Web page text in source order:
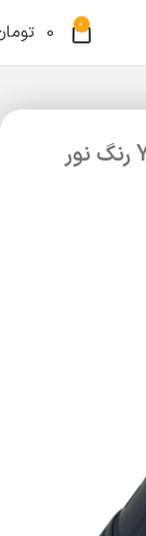
0
0
چراغ قوه دستی یئماو مدل YM-G31 رنگ نور